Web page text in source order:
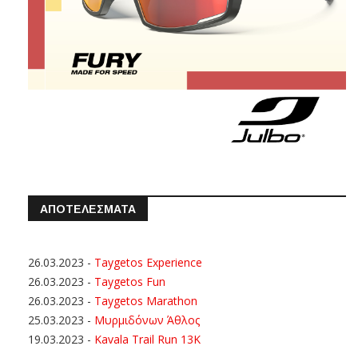
ΑΠΟΤΕΛΕΣΜΑΤΑ
26.03.2023 - Taygetos Experience
26.03.2023 - Taygetos Fun
26.03.2023 - Taygetos Marathon
25.03.2023 - Μυρμιδόνων Άθλος
19.03.2023 - Kavala Trail Run 13K